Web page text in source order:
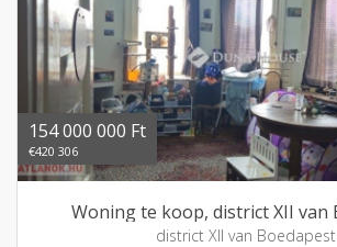
154 000 000 Ft
€420 306
Woning te koop, district XII van
district XII van Boedapest